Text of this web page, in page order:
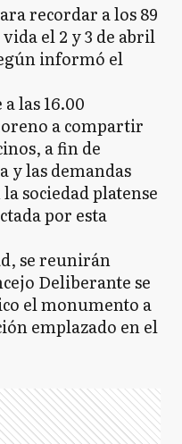
recordar a los 89
el 2 y 3 de abril
informó el
las 16.00
a compartir
a fin de
y las demandas
sociedad platense
por esta
se reunirán
Deliberante se
el monumento a
emplazado en el